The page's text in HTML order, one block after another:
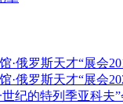
·俄罗斯天才“展会
·俄罗斯天才“展会
纪的特列季亚科夫”